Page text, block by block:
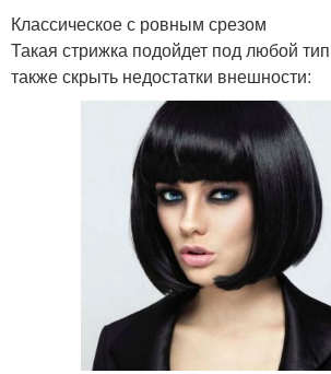
Классическое с ровным срезом
Такая стрижка подойдет под любой
также скрыть недостатки внешности: